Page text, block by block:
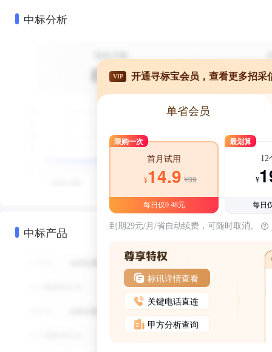
中标分析
中标产品
VIP 开通寻标宝会员，查看更多招采
单省会员
限购一次
首月试用
¥14.9 ¥39
每日仅0.48元
最划算
12
¥
每日
到期29元/月/省自动续费，可随时取消。
标讯详情查看
关键电话直连
甲方分析查询